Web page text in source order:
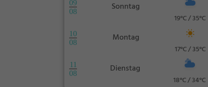
09
08
Sonntag
19°C / 35°C
10
08
Montag
17°C / 35°C
11
08
Dienstag
18°C / 34°C